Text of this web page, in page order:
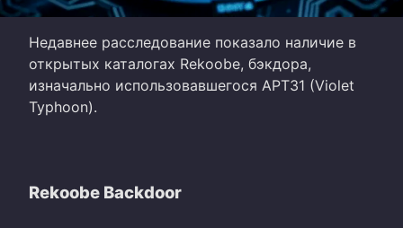
Недавнее расследование показало наличие в
открытых каталогах Rekoobe, бэкдора,
изначально использовавшегося APT31 (Violet
Typhoon).
Rekoobe Backdoor